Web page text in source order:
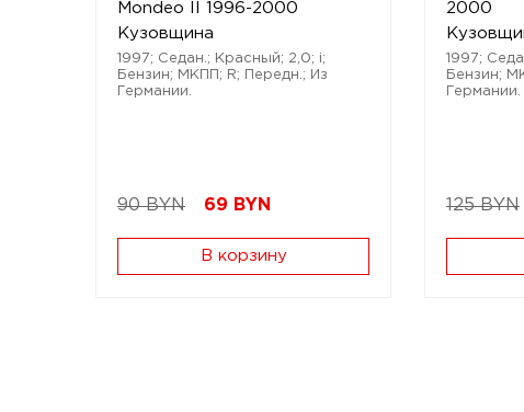
Mondeo II 1996-2000
Кузовщина
1997; Седан.; Красный; 2,0; i;
Бензин; МКПП; R; Передн.; Из
Германии.
90 BYN 69 BYN
В корзину
2000
1997;
Бензин;
Германии.
125 BYN